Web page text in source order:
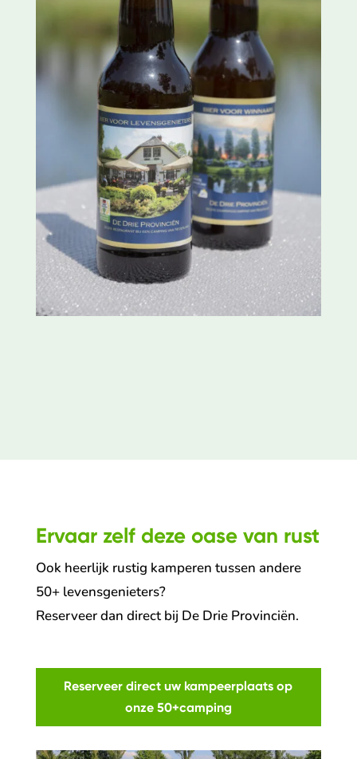
Ervaar zelf deze oase van rust
Ook heerlijk rustig kamperen tussen andere
50+ levensgenieters?
Reserveer dan direct bij De Drie Provinciën.
Reserveer direct uw kampeerplaats op
onze 50+camping